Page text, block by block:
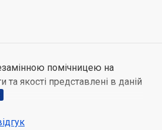
помічницею на
та якості представлені в даній
та зручних технічних